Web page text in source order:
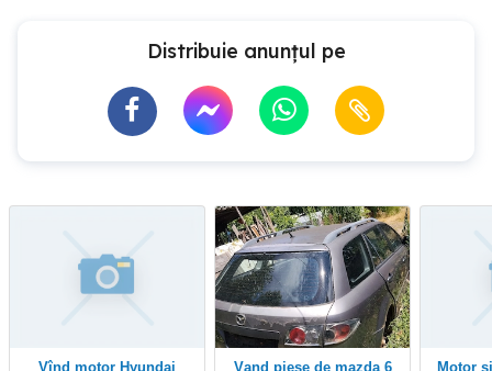
Distribuie anunțul pe
vînd motor Hyundai vand piese de mazda 6 Motor si cutie Mercedes